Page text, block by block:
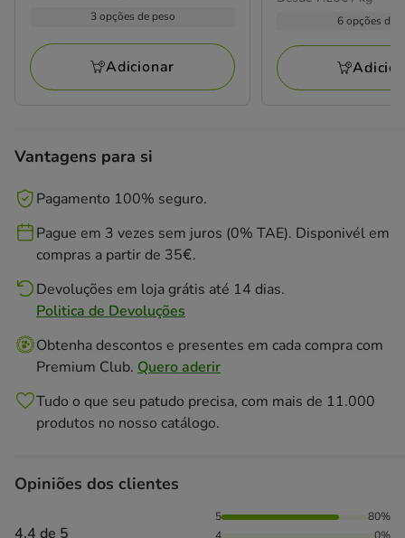
avaliações
71.76€
3 opções de peso
Adicionar
com
avaliações
71.76€
6 opções de
Vantagens para si
Pagamento 100% seguro.
Pague em 3 vezes sem juros (0% TAE). Disponivél em
compras a partir de 35€.
Devoluções em loja grátis até 14 dias.
Politica de Devoluções
Obtenha descontos e presentes em cada compra com
Premium Club. Quero aderir
Tudo o que seu patudo precisa, com mais de 11.000
produtos no nosso catálogo.
Opiniões dos clientes
4.4 de 5
80% das pessoas avaliaram com 5 estrelas, 10% das
5
80%